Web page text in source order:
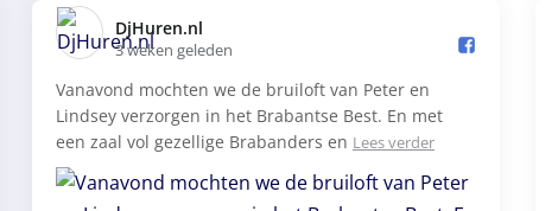
DjHuren.nl️
3 weken geleden
Vanavond mochten we de bruiloft van Peter en
Lindsey verzorgen in het Brabantse Best. En met
een zaal vol gezellige Brabanders en Lees verder